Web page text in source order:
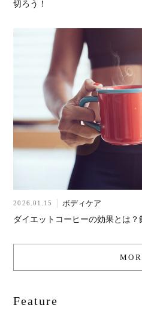
切ろう！
2026.01.15
ボディケア
ダイエットコーヒーの効果とは？
Feature